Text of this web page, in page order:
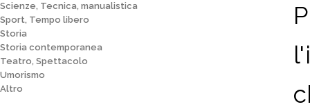
Scienze, Tecnica, manualistica
Sport, Tempo libero
Storia
Storia contemporanea
Teatro, Spettacolo
Umorismo
Altro